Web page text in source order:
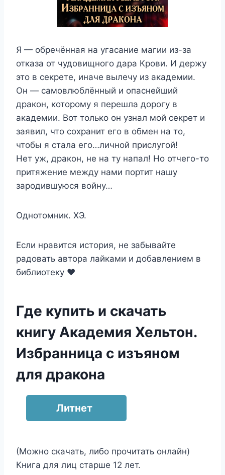
Я — обречённая на угасание магии из-за
отказа от чудовищного дара Крови. И держу
это в секрете, иначе вылечу из академии.
Он — самовлюблённый и опаснейший
дракон, которому я перешла дорогу в
академии. Вот только он узнал мой секрет и
заявил, что сохранит его в обмен на то,
чтобы я стала его…личной прислугой!
Нет уж, дракон, не на ту напал! Но отчего-то
притяжение между нами портит нашу
зародившуюся войну…
Однотомник. ХЭ.
Если нравится история, не забывайте
радовать автора лайками и добавлением в
библиотеку ❤️
Где купить и скачать
книгу Академия Хельтон.
Избранница с изъяном
для дракона
Литнет
(Можно скачать, либо прочитать онлайн)
Книга для лиц старше 12 лет.